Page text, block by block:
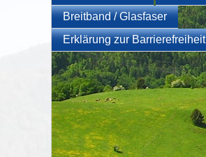
Breitband / Glasfaser
Erklärung zur Barrierefreiheit